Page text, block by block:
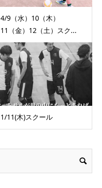
4/9（水）10（木）
11（金）12（土）スク...
1/11(木)スクール